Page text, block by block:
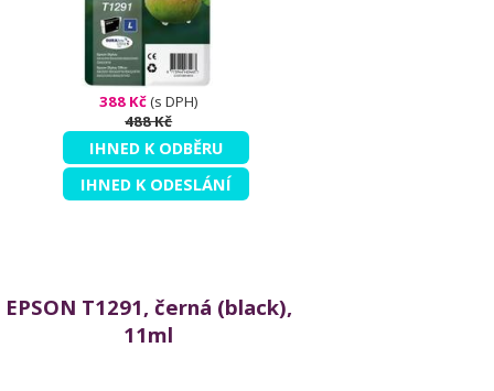
388 Kč(s DPH)
488 Kč
IHNED K ODBĚRU
IHNED K ODESLÁNÍ
EPSON T1291, černá (black),
11ml